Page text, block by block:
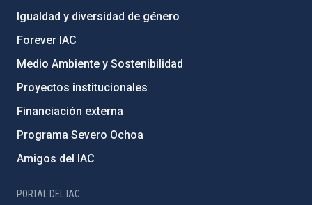
Igualdad y diversidad de género
Forever IAC
Medio Ambiente y Sostenibilidad
Proyectos institucionales
Financiación externa
Programa Severo Ochoa
Amigos del IAC
PORTAL DEL IAC